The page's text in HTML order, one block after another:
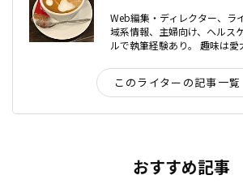
Web編集・ディレクター、ラ
域系情報、主婦向け、ヘルス
ルで執筆経験あり。 趣味は愛
このライターの記事一覧
おすすめ記事